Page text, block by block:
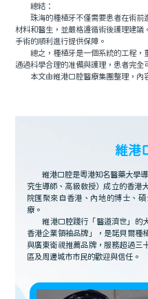
總結：
珠海的種植牙不僅需要患者在術前
材料和醫生，並嚴格遵循術後護理建
手術的順利進行提供保障。
總之，種植牙是一個系統的工程，
通過科學合理的准備與護理，患者完全
本文由維港口腔醫療集團整理，內
維港
維港口腔是粵港知名醫藥大學
究生導師、高級教授）成立的香港
院匯聚來自香港、內地的博士、
療。
維港口腔踐行「醫道濟世」的
香港企業領袖品牌」，是諾貝爾種
與廣東衛視推薦品牌，服務超過三
區及周邊城市市民的歡迎與信任。